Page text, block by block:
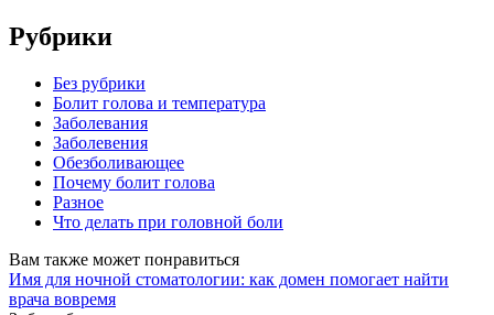
Рубрики
Без рубрики
Болит голова и температура
Заболевания
Заболевения
Обезболивающее
Почему болит голова
Разное
Что делать при головной боли
Вам также может понравиться
Имя для ночной стоматологии: как домен помогает найти
врача вовремя